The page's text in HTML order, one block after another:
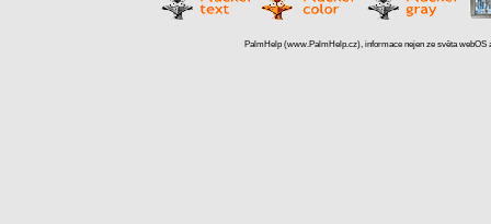
PalmHelp (www.PalmHelp.cz), informace nejen ze světa